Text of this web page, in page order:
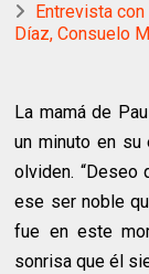
Entrevista
Díaz, Consuelo
La mamá de
un minuto en
olviden. “Deseo
ese ser noble
fue en este
sonrisa que él